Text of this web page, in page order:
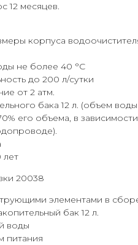
12 месяцев.
корпуса
не более 40 °С
до 200 л/сутки
от 2 атм.
бака 12 л. (объем
его объема, в
лет
20038
элементами в
бак 12 л.
воды
питания